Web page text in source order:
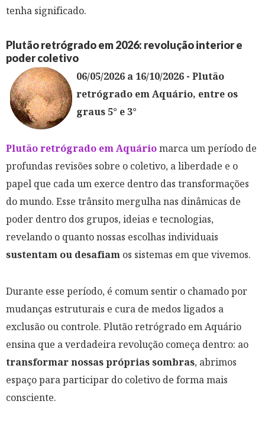
tenha significado.
Plutão retrógrado em 2026: revolução interior e
poder coletivo
06/05/2026 a 16/10/2026 - Plutão
retrógrado em Aquário, entre os
graus 5° e 3°
Plutão retrógrado em Aquáriomarca um período de
profundas revisões sobre o coletivo, a liberdade e o
papel que cada um exerce dentro das transformações
do mundo. Esse trânsito mergulha nas dinâmicas de
poder dentro dos grupos, ideias e tecnologias,
revelando o quanto nossas escolhas individuais
sustentam ou desafiam os sistemas em que vivemos.
Durante esse período, é comum sentir o chamado por
mudanças estruturais e cura de medos ligados a
exclusão ou controle. Plutão retrógrado em Aquário
ensina que a verdadeira revolução começa dentro: ao
transformar nossas próprias sombras, abrimos
espaço para participar do coletivo de forma mais
consciente.